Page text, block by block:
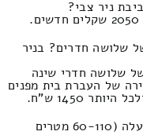
שלושה חדרים? בניר
שלושה חדרי שינה
של העברת בית מפנים
מה מחיר שינוע של בית של 4 חדרים ומעלה (60-110 מטרים